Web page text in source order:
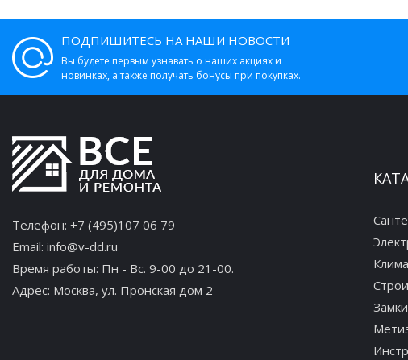
ПОДПИШИТЕСЬ НА НАШИ НОВОСТИ
Вы будете первым узнавать о наших акциях и
новинках, а также получать бонусы при покупках.
Телефон: +7 (495)107 06 79
Email: info@v-dd.ru
Время работы: Пн - Вс. 9-00 до 21-00.
Адрес: Москва, ул. Пронская дом 2